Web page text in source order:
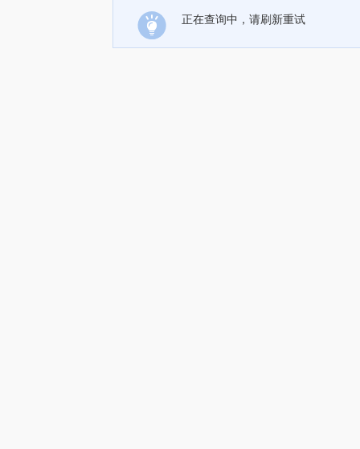
正在查询中，请刷新重试